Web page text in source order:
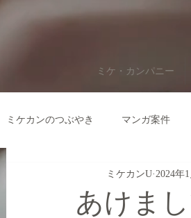
ミケ・カンパニー
ミケカンのつぶやき マンガ案件
あけま
ミケカンU 2024年